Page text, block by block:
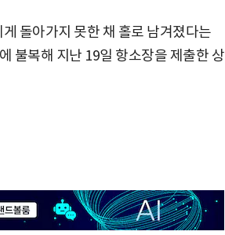
돌아가지 못한 채 홀로 남겨졌다는
불복해 지난 19일 항소장을 제출한 상